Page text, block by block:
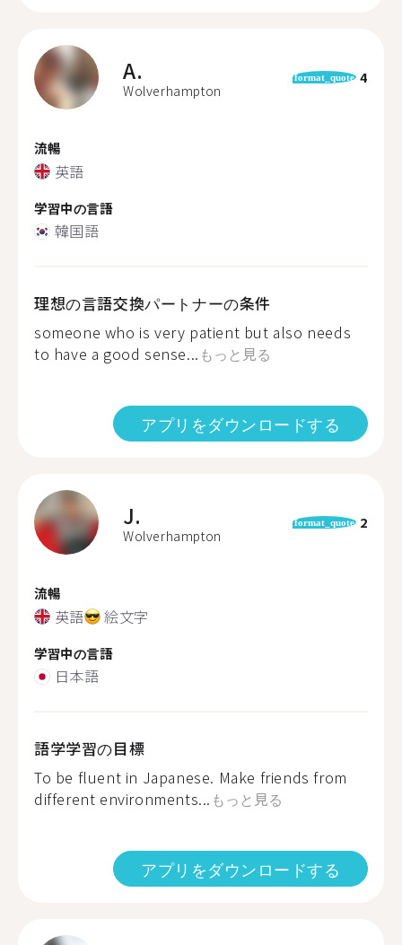
A.
Wolverhampton
format_quote 4
流暢
英語
学習中の言語
韓国語
理想の言語交換パートナーの条件
someone who is very patient but also needs
to have a good sense... もっと見る
アプリをダウンロードする
J.
Wolverhampton
format_quote 2
流暢
英語 絵文字
学習中の言語
日本語
語学学習の目標
To be fluent in Japanese. Make friends from
different environments... もっと見る
アプリをダウンロードする